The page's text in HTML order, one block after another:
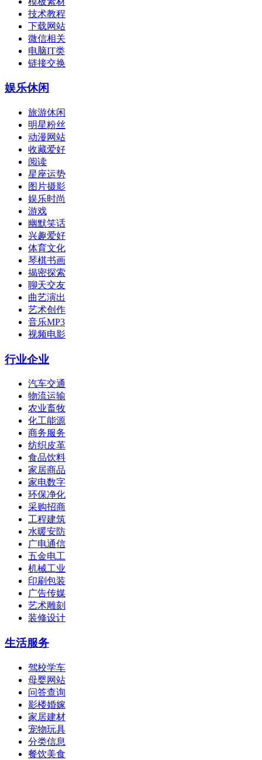
技术教程
下载网站
微信相关
电脑IT类
链接交换
娱乐休闲
旅游休闲
明星粉丝
动漫网站
收藏爱好
阅读
星座运势
图片摄影
娱乐时尚
游戏
幽默笑话
兴趣爱好
体育文化
琴棋书画
揭密探索
聊天交友
曲艺演出
艺术创作
音乐MP3
视频电影
行业企业
汽车交通
物流运输
农业畜牧
化工能源
商务服务
纺织皮革
食品饮料
家居商品
家电数字
环保净化
采购招商
工程建筑
水暖安防
广电通信
五金电工
机械工业
印刷包装
广告传媒
艺术雕刻
装修设计
生活服务
驾校学车
母婴网站
问答查询
影楼婚嫁
家居建材
宠物玩具
分类信息
餐饮美食